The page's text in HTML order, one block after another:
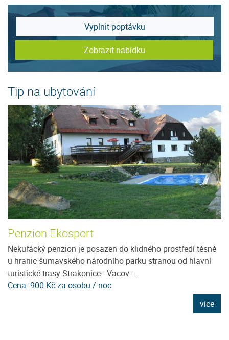
Vyplnit poptávku
Zobrazit nabídku
Tip na ubytování
Penzion Ekosport
Nekuřácký penzion je posazen do klidného prostředí těsně
u hranic šumavského národního parku stranou od hlavní
turistické trasy Strakonice - Vacov -...
Cena: 900 Kč za osobu / noc
více